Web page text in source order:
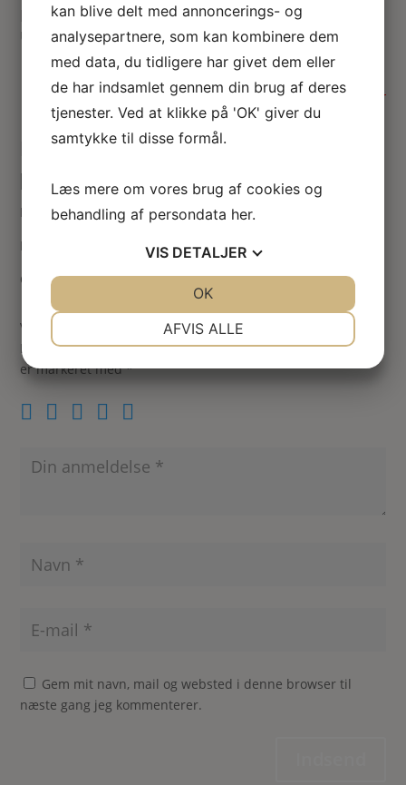
Miniature pink farvede blomster i
urtepotteskjuler
45.00
Ikke på lager
Dukkehus blomster i mørkrosa i lysgul
potte til dukkehus 1:12
Mørkrosa blomster i miniature i lysgul patineret urtepotte.
Miniature blomster udført i ceranit.
Ca. 20 mm høj
Vær den første til at anmelde “Mini blomster i mørkrosa”
Din e-mailadresse vil ikke blive publiceret. Krævede felter
er markeret med*
Gem mit navn, mail og websted i denne browser til
næste gang jeg kommenterer.
kan blive delt med annoncerings- og
analysepartnere, som kan kombinere dem
med data, du tidligere har givet dem eller
de har indsamlet gennem din brug af deres
tjenester. Ved at klikke på 'OK' giver du
samtykke til disse formål.
Læs mere om vores brug af cookies og
behandling af persondata her.
VIS DETALJER
AFVIS ALLE
OK